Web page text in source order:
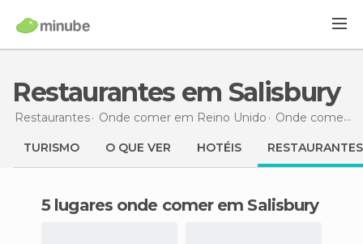
Restaurantes em Salisbury
Restaurantes Onde comer em Reino Unido Onde comer em Inglaterra
TURISMO O QUE VER HOTÉIS RESTAURANTES
5 lugares onde comer em Salisbury